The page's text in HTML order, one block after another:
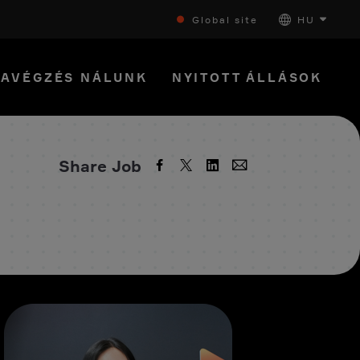
Global site HU
NÁLUNK NYITOTT ÁLLÁSOK
Share Job